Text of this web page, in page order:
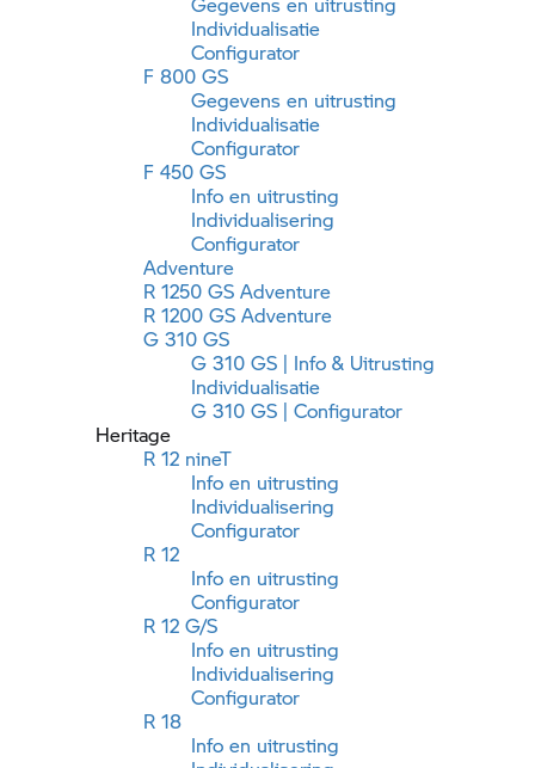
Individualisatie
Configurator
F 800 GS
Gegevens en uitrusting
Individualisatie
Configurator
F 450 GS
Info en uitrusting
Individualisering
Configurator
Adventure
R 1250 GS Adventure
R 1200 GS Adventure
G 310 GS
G 310 GS | Info & Uitrusting
Individualisatie
G 310 GS | Configurator
Heritage
R 12 nineT
Info en uitrusting
Individualisering
Configurator
R 12
Info en uitrusting
Configurator
R 12 G/S
Info en uitrusting
Individualisering
Configurator
R 18
Info en uitrusting